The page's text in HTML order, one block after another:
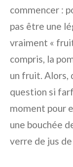
commencer :
pas être une
vraiment «
compris, la
un fruit. Alors,
question si
moment pour
une bouchée
verre de jus